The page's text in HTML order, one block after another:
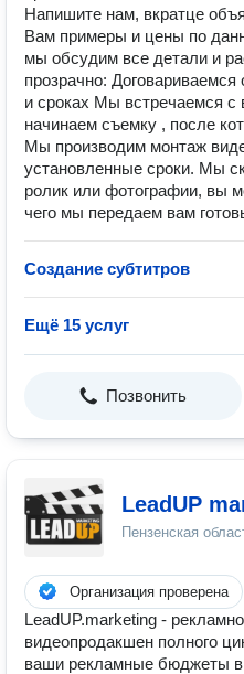
Напишите нам, вкратце
Вам примеры и цены по
мы обсудим все детали и
прозрачно: Договариваемся
и сроках Мы встречаемся с
начинаем съемку , после
Мы производим монтаж
установленные сроки. Мы
ролик или фотографии, вы
чего мы передаем вам
Создание субтитров
Ещё 15 услуг
Позвонить
LeadUP
Пензенская
Организация проверена
LeadUP.marketing -
видеопродакшен полного
ваши рекламные бюджеты в